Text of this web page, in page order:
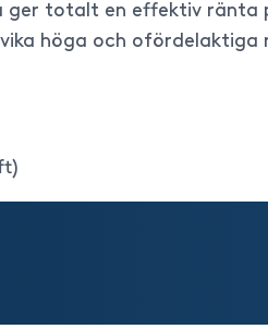
totalt en effektiv ränta
höga och